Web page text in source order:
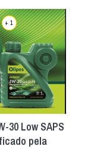
+ 1
30 Low SAPS
pela